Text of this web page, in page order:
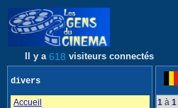
Il y a 618 visiteurs connectés
divers
Accueil
1 à 1